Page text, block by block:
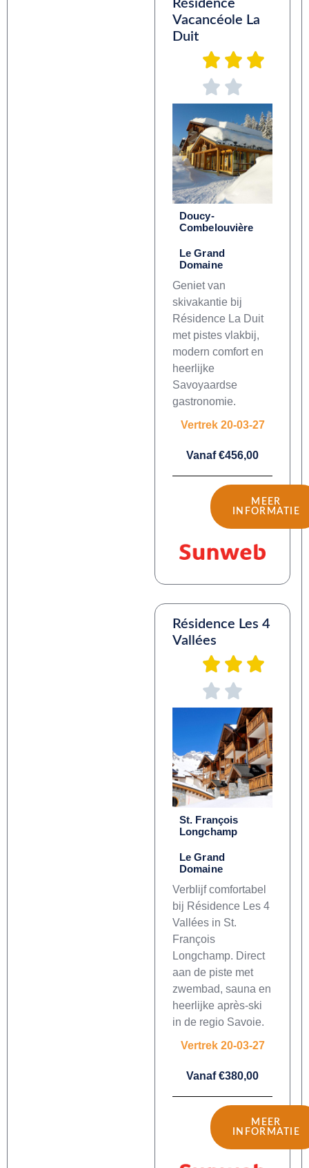
Résidence
Vacancéole La
Duit
Doucy-
Combelouvière
Le Grand
Domaine
Geniet van
skivakantie bij
Résidence La Duit
met pistes vlakbij,
modern comfort en
heerlijke
Savoyaardse
gastronomie.
Vertrek 20-03-27
Vanaf €456,00
MEER
INFORMATIE
Résidence Les 4
Vallées
St. François
Longchamp
Le Grand
Domaine
Verblijf comfortabel
bij Résidence Les 4
Vallées in St.
François
Longchamp. Direct
aan de piste met
zwembad, sauna en
heerlijke après-ski
in de regio Savoie.
Vertrek 20-03-27
Vanaf €380,00
MEER
INFORMATIE